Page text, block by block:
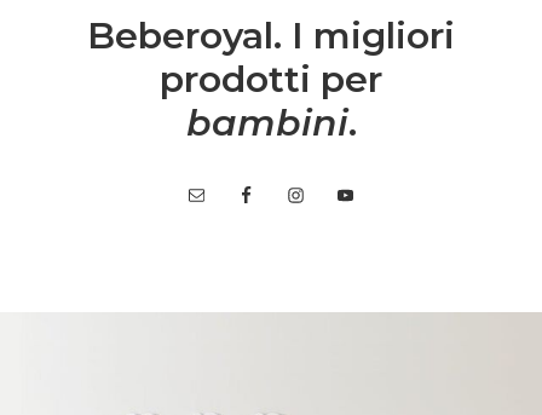
Beberoyal. I migliori
prodotti per
bambini.